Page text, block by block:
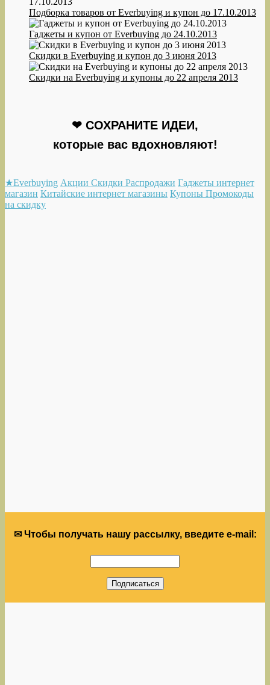
Подборка товаров от Everbuying и купон до 17.10.2013
Гаджеты и купон от Everbuying до 24.10.2013
Скидки в Everbuying и купон до 3 июня 2013
Скидки на Everbuying и купоны до 22 апреля 2013
❤ СОХРАНИТЕ ИДЕИ,
которые вас вдохновляют!
★Everbuying Акции Скидки Распродажи Гаджеты интернет
магазин Китайские интернет магазины Купоны Промокоды
на скидку
✉ Чтобы получать нашу рассылку, введите e-mail: